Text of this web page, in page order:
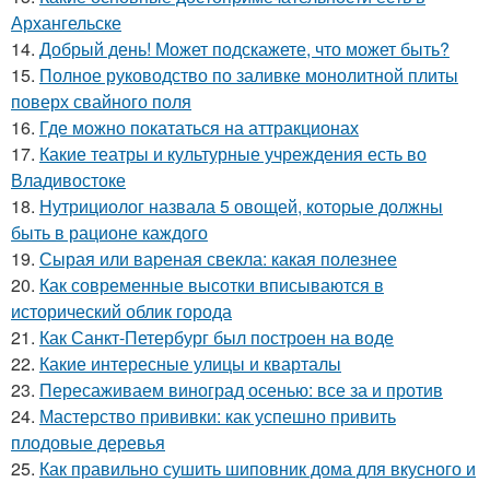
Архангельске
14. Добрый день! Может подскажете, что может быть?
15. Полное руководство по заливке монолитной плиты
поверх свайного поля
16. Где можно покататься на аттракционах
17. Какие театры и культурные учреждения есть во
Владивостоке
18. Нутрициолог назвала 5 овощей, которые должны
быть в рационе каждого
19. Сырая или вареная свекла: какая полезнее
20. Как современные высотки вписываются в
исторический облик города
21. Как Санкт-Петербург был построен на воде
22. Какие интересные улицы и кварталы
23. Пересаживаем виноград осенью: все за и против
24. Мастерство прививки: как успешно привить
плодовые деревья
25. Как правильно сушить шиповник дома для вкусного и